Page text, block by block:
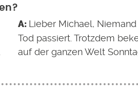
Lieber Michael,
Tod passiert. Trotzdem
auf der ganzen Welt